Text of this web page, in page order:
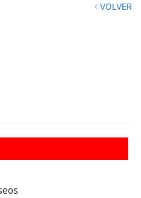
VOLVER